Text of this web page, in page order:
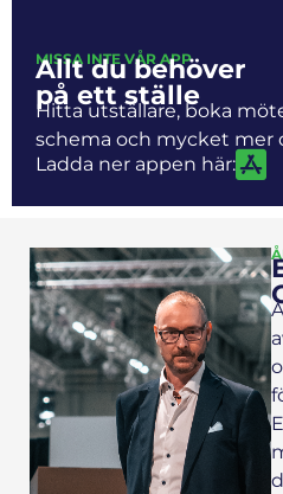
MISSA INTE VÅR APP
Allt du behöver
på ett ställe
Hitta utställare, boka
schema och mycket mer
Ladda ner appen här: